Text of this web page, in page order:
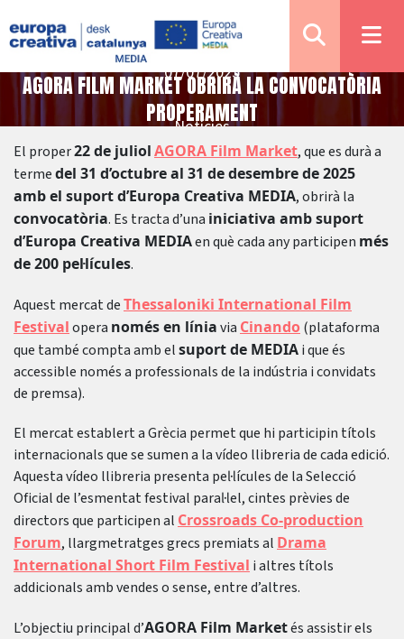
Notícies
AGORA FILM MARKET OBRIRÀ LA CONVOCATÒRIA
PROPERAMENT
07/07/2025
El proper22 de juliolAGORA Film Market, que es durà a
termedel 31 d’octubre al 31 de desembre de 2025
amb el suport d’Europa Creativa MEDIA, obrirà la
convocatòria. Es tracta d’una iniciativa amb suport
d’Europa Creativa MEDIAen què cada any participen més
de 200 pel·lícules.
Aquest mercat deThessaloniki International Film
Festivalopera només en líniavia Cinando(plataforma
que també compta amb elsuport de MEDIAi que és
accessible només a professionals de la indústria i convidats
de premsa).
El mercat establert a Grècia permet que hi participin títols
internacionals que se sumen a la vídeo llibreria de cada edició.
Aquesta vídeo llibreria presenta pel·lícules de la Selecció
Oficial de l’esmentat festival paral·lel, cintes prèvies de
directors que participen al Crossroads Co-production
Forum, llargmetratges grecs premiats al Drama
International Short Film Festival i altres títols
addicionals amb vendes o sense, entre d’altres.
L’objectiu principal d’AGORA Film Marketés assistir els